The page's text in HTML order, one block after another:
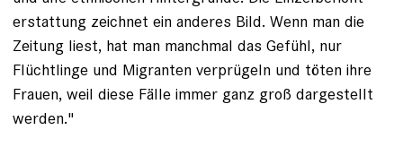
erstattung zeichnet ein anderes Bild. Wenn man die
Zeitung liest, hat man manchmal das Gefühl, nur
Flüchtlinge und ­Migranten verprügeln und töten ihre
Frauen, weil diese Fälle immer ganz groß dargestellt
werden."